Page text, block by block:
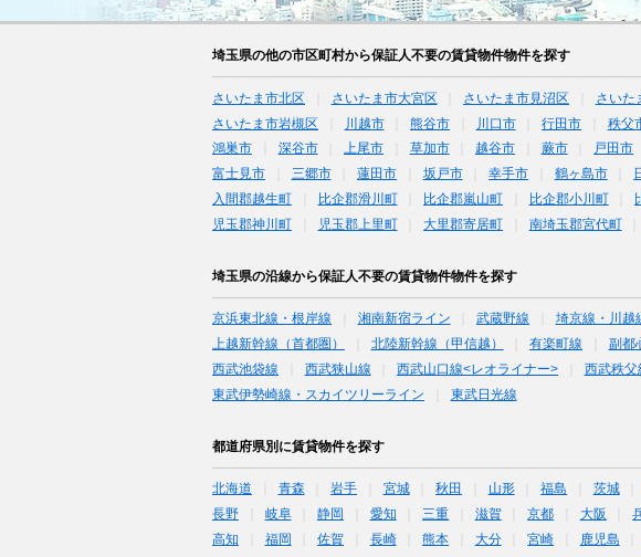
埼玉県の他の市区町村から保証人不要の賃貸物件物件を探す
さいたま市北区 さいたま市大宮区 さいたま市見沼区 さいた
さいたま市岩槻区
川越市 熊谷市 川口市 行田市 秩父
鴻巣市
深谷市 上尾市 草加市 越谷市 蕨市 戸田市
富士見市
三郷市 蓮田市 坂戸市 幸手市 鶴ヶ島市
入間郡越生町
比企郡滑川町 比企郡嵐山町 比企郡小川町
児玉郡神川町
児玉郡上里町 大里郡寄居町 南埼玉郡宮代町
埼玉県の沿線から保証人不要の賃貸物件物件を探す
京浜東北線・根岸線 湘南新宿ライン 武蔵野線 埼京線・川越
上越新幹線（首都圏）
北陸新幹線（甲信越） 有楽町線 副都
西武池袋線
西武狭山線 西武山口線<レオライナー> 西武秩父
東武伊勢崎線・スカイツリーライン
東武日光線
都道府県別に賃貸物件を探す
北海道 青森 岩手 宮城 秋田 山形 福島 茨城
長野
岐阜 静岡 愛知 三重 滋賀 京都 大阪
高知
福岡 佐賀 長崎 熊本 大分 宮崎 鹿児島